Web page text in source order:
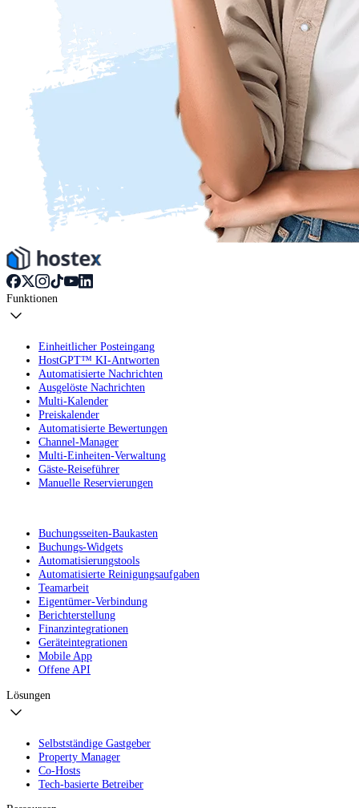
Funktionen
Einheitlicher Posteingang
HostGPT™ KI-Antworten
Automatisierte Nachrichten
Ausgelöste Nachrichten
Multi-Kalender
Preiskalender
Automatisierte Bewertungen
Channel-Manager
Multi-Einheiten-Verwaltung
Gäste-Reiseführer
Manuelle Reservierungen
Buchungsseiten-Baukasten
Buchungs-Widgets
Automatisierungstools
Automatisierte Reinigungsaufgaben
Teamarbeit
Eigentümer-Verbindung
Berichterstellung
Finanzintegrationen
Geräteintegrationen
Mobile App
Offene API
Lösungen
Selbstständige Gastgeber
Property Manager
Co-Hosts
Tech-basierte Betreiber